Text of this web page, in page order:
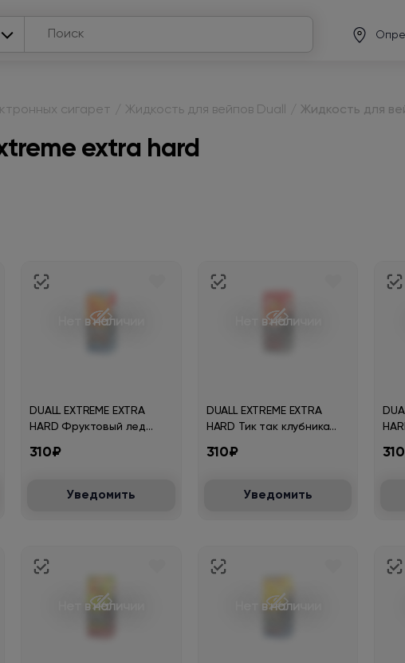
сигарет Жидкость для вейпов Duall Жидкость для
extra hard
Нет в наличии
DUALL EXTREME EXTRA
HARD Фруктовый лед
310₽
Уведомить
Нет в наличии
DUALL EXTREME EXTRA
HARD Тик так клубника
310₽
Уведомить
Нет в наличии Нет в наличии